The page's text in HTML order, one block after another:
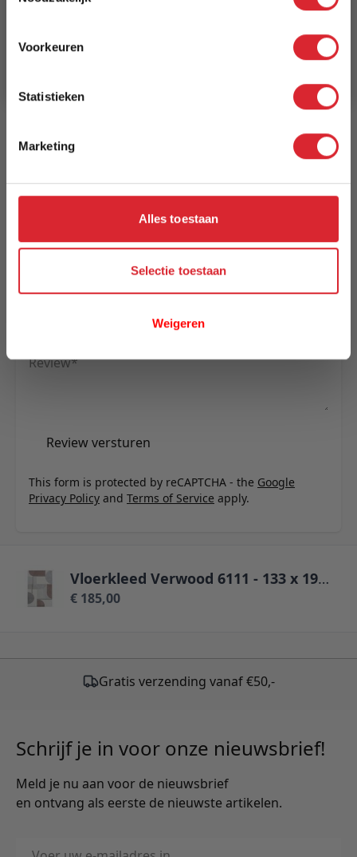
Voorkeuren
Statistieken
Marketing
Alles toestaan
Selectie toestaan
Weigeren
Schrijf uw eigen review
Review
Review versturen
This form is protected by reCAPTCHA - the Google
Privacy Policy and Terms of Service apply.
133 cm
Model
Vloerkleed Verwood 6111 - 133 x 195 cm
€ 185,00
Schrijf je in voor onze nieuwsbrief!
Meld je nu aan voor de nieuwsbrief
en ontvang als eerste de nieuwste artikelen.
E-mailadres